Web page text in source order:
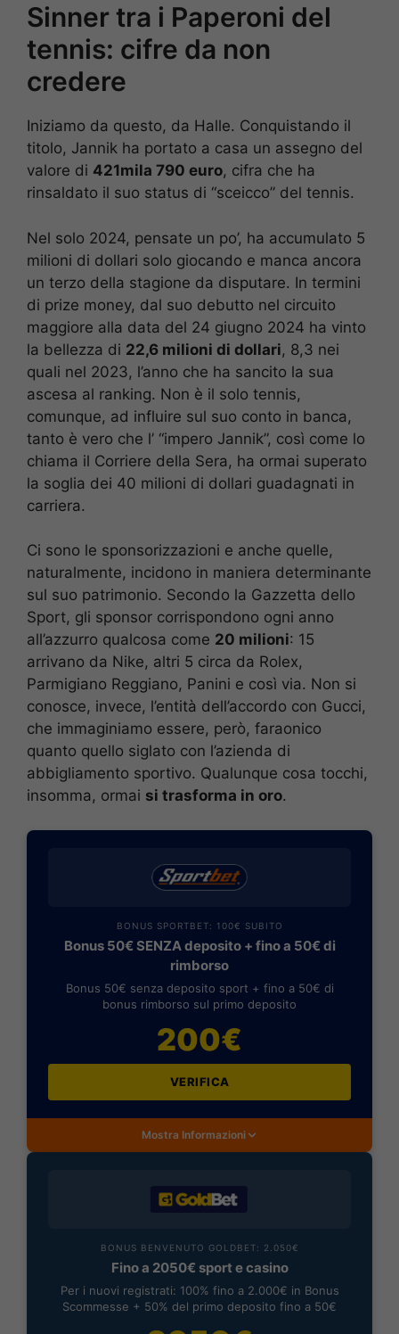
Sinner tra i Paperoni del
tennis: cifre da non
credere
Iniziamo da questo, da Halle. Conquistando il
titolo, Jannik ha portato a casa un assegno del
valore di 421mila 790 euro, cifra che ha
rinsaldato il suo status di “sceicco” del tennis.
Nel solo 2024, pensate un po’, ha accumulato 5
milioni di dollari solo giocando e manca ancora
un terzo della stagione da disputare. In termini
di prize money, dal suo debutto nel circuito
maggiore alla data del 24 giugno 2024 ha vinto
la bellezza di 22,6 milioni di dollari, 8,3 nei
quali nel 2023, l’anno che ha sancito la sua
ascesa al ranking. Non è il solo tennis,
comunque, ad influire sul suo conto in banca,
tanto è vero che l’ “impero Jannik”, così come lo
chiama il Corriere della Sera, ha ormai superato
la soglia dei 40 milioni di dollari guadagnati in
carriera.
Ci sono le sponsorizzazioni e anche quelle,
naturalmente, incidono in maniera determinante
sul suo patrimonio. Secondo la Gazzetta dello
Sport, gli sponsor corrispondono ogni anno
all’azzurro qualcosa come 20 milioni: 15
arrivano da Nike, altri 5 circa da Rolex,
Parmigiano Reggiano, Panini e così via. Non si
conosce, invece, l’entità dell’accordo con Gucci,
che immaginiamo essere, però, faraonico
quanto quello siglato con l’azienda di
abbigliamento sportivo. Qualunque cosa tocchi,
insomma, ormai si trasforma in oro.
BONUS SPORTBET: 100€ SUBITO
Bonus 50€ SENZA deposito + fino a 50€ di
rimborso
Bonus 50€ senza deposito sport + fino a 50€ di
bonus rimborso sul primo deposito
200€
VERIFICA
Mostra Informazioni
BONUS BENVENUTO GOLDBET: 2.050€
Fino a 2050€ sport e casino
Per i nuovi registrati: 100% fino a 2.000€ in Bonus
Scommesse + 50% del primo deposito fino a 50€